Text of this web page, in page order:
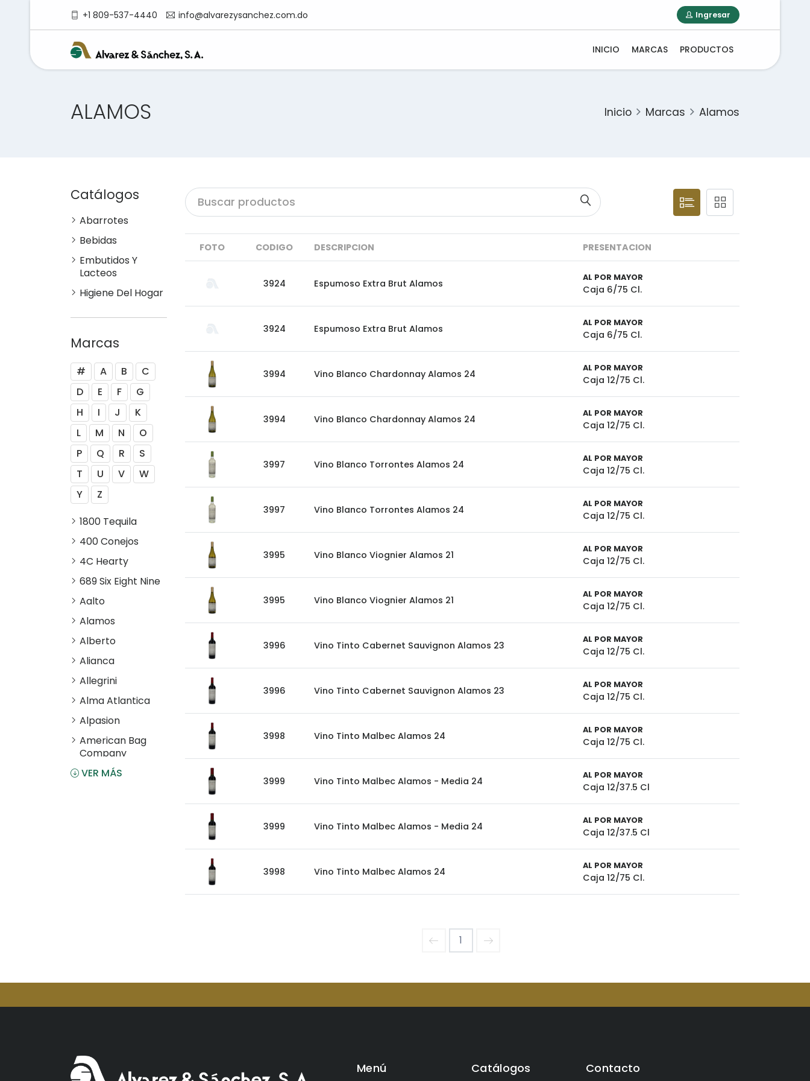
+1 809-537-4440 info@alvarezysanchez.com.do Ingresar
INICIO MARCAS PRODUCTOS
ALAMOS Inicio Marcas Alamos
FOTO CODIGO DESCRIPCION PRESENTACION
3924 Espumoso Extra Brut Alamos
AL POR MAYOR
Caja 6/75 Cl.
3924 Espumoso Extra Brut Alamos
AL POR MAYOR
Caja 6/75 Cl.
3994 Vino Blanco Chardonnay Alamos 24
AL POR MAYOR
Caja 12/75 Cl.
3994 Vino Blanco Chardonnay Alamos 24
AL POR MAYOR
Caja 12/75 Cl.
3997 Vino Blanco Torrontes Alamos 24
AL POR MAYOR
Caja 12/75 Cl.
3997 Vino Blanco Torrontes Alamos 24
AL POR MAYOR
Caja 12/75 Cl.
3995 Vino Blanco Viognier Alamos 21
AL POR MAYOR
Caja 12/75 Cl.
3995 Vino Blanco Viognier Alamos 21
AL POR MAYOR
Caja 12/75 Cl.
3996 Vino Tinto Cabernet Sauvignon Alamos 23
AL POR MAYOR
Caja 12/75 Cl.
3996 Vino Tinto Cabernet Sauvignon Alamos 23
AL POR MAYOR
Caja 12/75 Cl.
3998 Vino Tinto Malbec Alamos 24
AL POR MAYOR
Caja 12/75 Cl.
3999 Vino Tinto Malbec Alamos - Media 24
AL POR MAYOR
Caja 12/37.5 Cl
3999 Vino Tinto Malbec Alamos - Media 24
AL POR MAYOR
Caja 12/37.5 Cl
3998 Vino Tinto Malbec Alamos 24
AL POR MAYOR
Caja 12/75 Cl.
1
Catálogos
Abarrotes
Bebidas
Embutidos Y
Lacteos
Higiene Del Hogar
Marcas
# A B
C
D
E F
G
H
I J
K
L
M N
O
P
Q R
S
T
U V
W
Y
Z
1800 Tequila
400 Conejos
4C Hearty
689 Six Eight Nine
Aalto
Alamos
Alberto
Alianca
Allegrini
Alma Atlantica
Alpasion
American Bag
Company
Angostura
Barone Fini
VER MÁS
Menú Catálogos Contacto